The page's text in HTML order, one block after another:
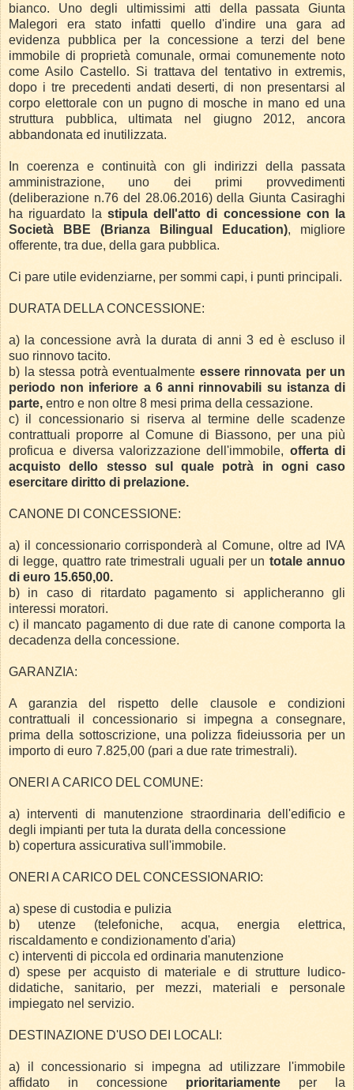
bianco. Uno degli ultimissimi atti della passata Giunta
Malegori era stato infatti quello d'indire una gara ad
evidenza pubblica per la concessione a terzi del bene
immobile di proprietà comunale, ormai comunemente noto
come Asilo Castello. Si trattava del tentativo in extremis,
dopo i tre precedenti andati deserti, di non presentarsi al
corpo elettorale con un pugno di mosche in mano ed una
struttura pubblica, ultimata nel giugno 2012, ancora
abbandonata ed inutilizzata.
In coerenza e continuità con gli indirizzi della passata
amministrazione, uno dei primi provvedimenti
(deliberazione n.76 del 28.06.2016) della Giunta Casiraghi
ha riguardato la stipula dell'atto di concessione con la
Società BBE (Brianza Bilingual Education), migliore
offerente, tra due, della gara pubblica.
Ci pare utile evidenziarne, per sommi capi, i punti principali.
DURATA DELLA CONCESSIONE:
a) la concessione avrà la durata di anni 3 ed è escluso il
suo rinnovo tacito.
b) la stessa potrà eventualmente essere rinnovata per un
periodo non inferiore a 6 anni rinnovabili su istanza di
parte, entro e non oltre 8 mesi prima della cessazione.
c) il concessionario si riserva al termine delle scadenze
contrattuali proporre al Comune di Biassono, per una più
proficua e diversa valorizzazione dell'immobile, offerta di
acquisto dello stesso sul quale potrà in ogni caso
esercitare diritto di prelazione.
CANONE DI CONCESSIONE:
a) il concessionario corrisponderà al Comune, oltre ad IVA
di legge, quattro rate trimestrali uguali per un totale annuo
di euro 15.650,00.
b) in caso di ritardato pagamento si applicheranno gli
interessi moratori.
c) il mancato pagamento di due rate di canone comporta la
decadenza della concessione.
GARANZIA:
A garanzia del rispetto delle clausole e condizioni
contrattuali il concessionario si impegna a consegnare,
prima della sottoscrizione, una polizza fideiussoria per un
importo di euro 7.825,00 (pari a due rate trimestrali).
ONERI A CARICO DEL COMUNE:
a) interventi di manutenzione straordinaria dell'edificio e
degli impianti per tuta la durata della concessione
b) copertura assicurativa sull'immobile.
ONERI A CARICO DEL CONCESSIONARIO:
a) spese di custodia e pulizia
b) utenze (telefoniche, acqua, energia elettrica,
riscaldamento e condizionamento d'aria)
c) interventi di piccola ed ordinaria manutenzione
d) spese per acquisto di materiale e di strutture ludico-
didatiche, sanitario, per mezzi, materiali e personale
impiegato nel servizio.
DESTINAZIONE D'USO DEI LOCALI:
a) il concessionario si impegna ad utilizzare l'immobile
affidato in concessione prioritariamente per la